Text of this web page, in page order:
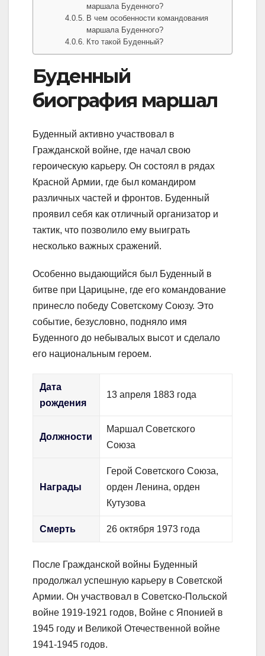
маршала Буденного?
В чем особенности командования
маршала Буденного?
Кто такой Буденный?
Буденный
биография маршал
Буденный активно участвовал в
Гражданской войне, где начал свою
героическую карьеру. Он состоял в рядах
Красной Армии, где был командиром
различных частей и фронтов. Буденный
проявил себя как отличный организатор и
тактик, что позволило ему выиграть
несколько важных сражений.
Особенно выдающийся был Буденный в
битве при Царицыне, где его командование
принесло победу Советскому Союзу. Это
событие, безусловно, подняло имя
Буденного до небывалых высот и сделало
его национальным героем.
Дата
рождения
13 апреля 1883 года
Должности
Маршал Советского
Союза
Награды
Герой Советского Союза,
орден Ленина, орден
Кутузова
Смерть 26 октября 1973 года
После Гражданской войны Буденный
продолжал успешную карьеру в Советской
Армии. Он участвовал в Советско-Польской
войне 1919-1921 годов, Войне с Японией в
1945 году и Великой Отечественной войне
1941-1945 годов.